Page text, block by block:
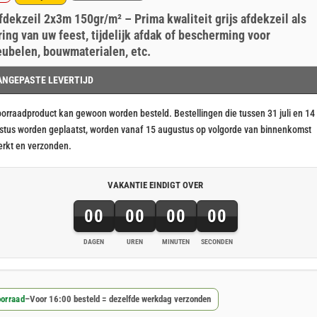
2x3m 150gr/m² – Prima kwaliteit grijs afdekzeil als
van uw feest, tijdelijk afdak of bescherming voor
bouwmaterialen, etc.
LEVERTIJD
kan gewoon worden besteld. Bestellingen die tussen 31 juli en 14
worden geplaatst, worden vanaf 15 augustus op volgorde van binnenkomst
en verzonden.
VAKANTIE EINDIGT OVER
00
DAGEN
00
UREN
00
MINUTEN
00
SECONDEN
–Voor 16:00 besteld = dezelfde werkdag verzonden